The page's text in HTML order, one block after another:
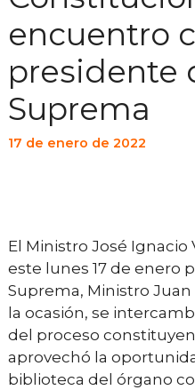
encuentro
presidente
Suprema
17 de enero de 2022
El Ministro José
este lunes 17 de enero
Suprema, Ministro
la ocasión, se
del proceso
aprovechó la
biblioteca del órgano